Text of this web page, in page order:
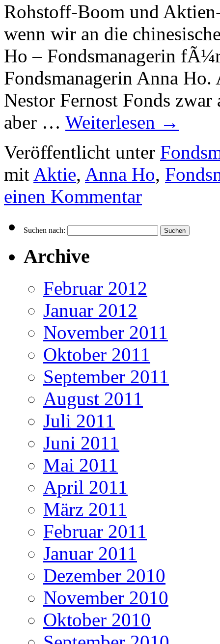
Rohstoff-Boom und
wenn wir an die
Ho – Fondsmanagerin
Fondsmanagerin Anna
Nestor Fernost Fonds
aber … Weiterlesen →
Veröffentlicht unter
mit Aktie, Anna Ho,
einen Kommentar
Suchen nach:
Archive
Februar 2012
Januar 2012
November 2011
Oktober 2011
September 2011
August 2011
Juli 2011
Juni 2011
Mai 2011
April 2011
März 2011
Februar 2011
Januar 2011
Dezember 2010
November 2010
Oktober 2010